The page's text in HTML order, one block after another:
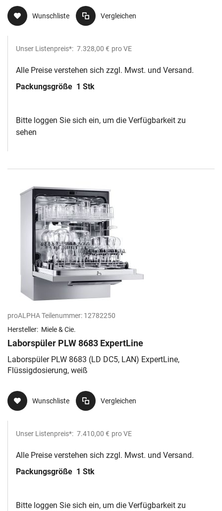
Wunschliste Vergleichen
Unser Listenpreis*: 7.328,00 € pro VE
Alle Preise verstehen sich zzgl. Mwst. und Versand.
Packungsgröße 1 Stk
Bitte loggen Sie sich ein, um die Verfügbarkeit zu
sehen
proALPHA Teilenummer: 12782250
Hersteller: Miele & Cie.
Laborspüler PLW 8683 ExpertLine
Laborspüler PLW 8683 (LD DC5, LAN) ExpertLine,
Flüssigdosierung, weiß
Wunschliste Vergleichen
Unser Listenpreis*: 7.410,00 € pro VE
Alle Preise verstehen sich zzgl. Mwst. und Versand.
Packungsgröße 1 Stk
Bitte loggen Sie sich ein, um die Verfügbarkeit zu